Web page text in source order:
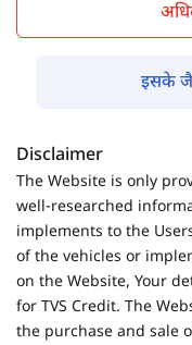
इसके
Disclaimer
The Website is only
well-researched
implements to the
of the vehicles or
on the Website, Your
for TVS Credit. The
the purchase and sale